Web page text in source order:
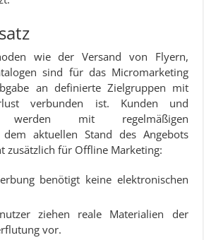
wie der Versand von Flyern,
sind für das Micromarketing
an definierte Zielgruppen mit
verbunden ist. Kunden und
werden mit regelmäßigen
dem aktuellen Stand des Angebots
zusätzlich für Offline Marketing:
benötigt keine elektronischen
ziehen reale Materialien der
vor.